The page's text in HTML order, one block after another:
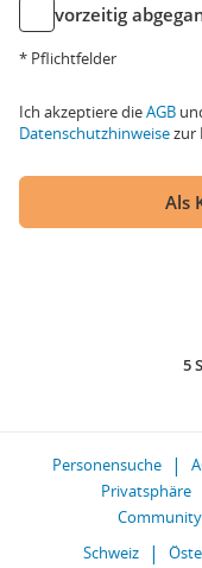
vorzeitig
* Pflichtfelder
Ich akzeptiere dieAGB
Datenschutzhinweisezur
Als
5
Personensuche
Privatsphäre
Schweiz